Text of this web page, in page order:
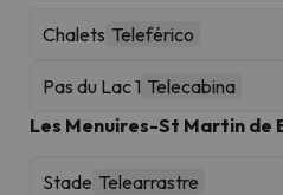
Chalets Teleférico
Pas du Lac 1 Telecabina
Les Menuires-St Martin de
Stade Telearrastre